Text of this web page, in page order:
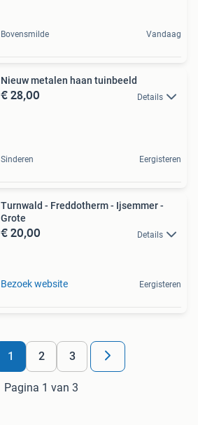
Bovensmilde Vandaag
Nieuw metalen haan tuinbeeld
€ 28,00 Details
Sinderen Eergisteren
Turnwald - Freddotherm - Ijsemmer -
Grote
€ 20,00 Details
Bezoek website Eergisteren
1 2 3
Pagina 1 van 3